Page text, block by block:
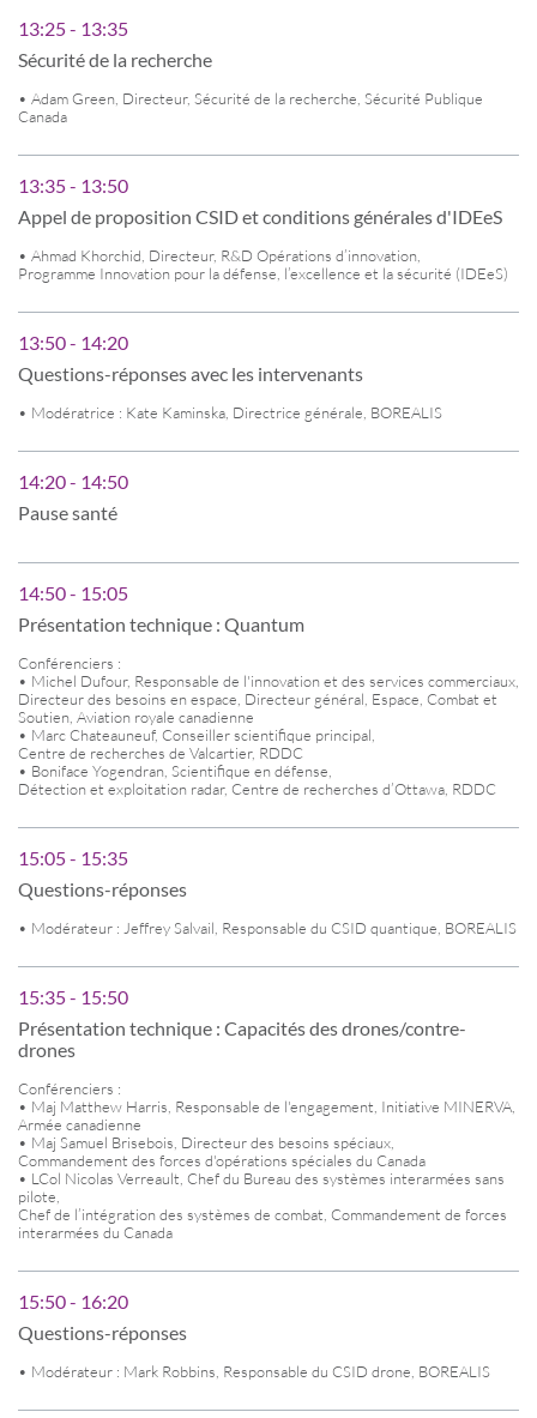
13:25 - 13:35
Sécurité de la recherche
• Adam Green, Directeur, Sécurité de la recherche, Sécurité Publique
Canada
13:35 - 13:50
Appel de proposition CSID et conditions générales d'IDEeS
• Ahmad Khorchid, Directeur, R&D Opérations d’innovation,
Programme Innovation pour la défense, l’excellence et la sécurité (IDEeS)
13:50 - 14:20
Questions-réponses avec les intervenants
• Modératrice : Kate Kaminska, Directrice générale, BOREALIS
14:20 - 14:50
Pause santé
14:50 - 15:05
Présentation technique : Quantum
Conférenciers :
• Michel Dufour, Responsable de l'innovation et des services commerciaux,
Directeur des besoins en espace, Directeur général, Espace, Combat et
Soutien, Aviation royale canadienne
• Marc Chateauneuf, Conseiller scientifique principal,
Centre de recherches de Valcartier, RDDC
• Boniface Yogendran, Scientifique en défense,
Détection et exploitation radar, Centre de recherches d’Ottawa, RDDC
15:05 - 15:35
Questions-réponses
• Modérateur : Jeffrey Salvail, Responsable du CSID quantique, BOREALIS
15:35 - 15:50
Présentation technique : Capacités des drones/contre-
drones
Conférenciers :
• Maj Matthew Harris, Responsable de l'engagement, Initiative MINERVA,
Armée canadienne
• Maj Samuel Brisebois, Directeur des besoins spéciaux,
Commandement des forces d'opérations spéciales du Canada
• LCol Nicolas Verreault, Chef du Bureau des systèmes interarmées sans
pilote,
Chef de l’intégration des systèmes de combat, Commandement de forces
interarmées du Canada
15:50 - 16:20
Questions-réponses
• Modérateur : Mark Robbins, Responsable du CSID drone, BOREALIS